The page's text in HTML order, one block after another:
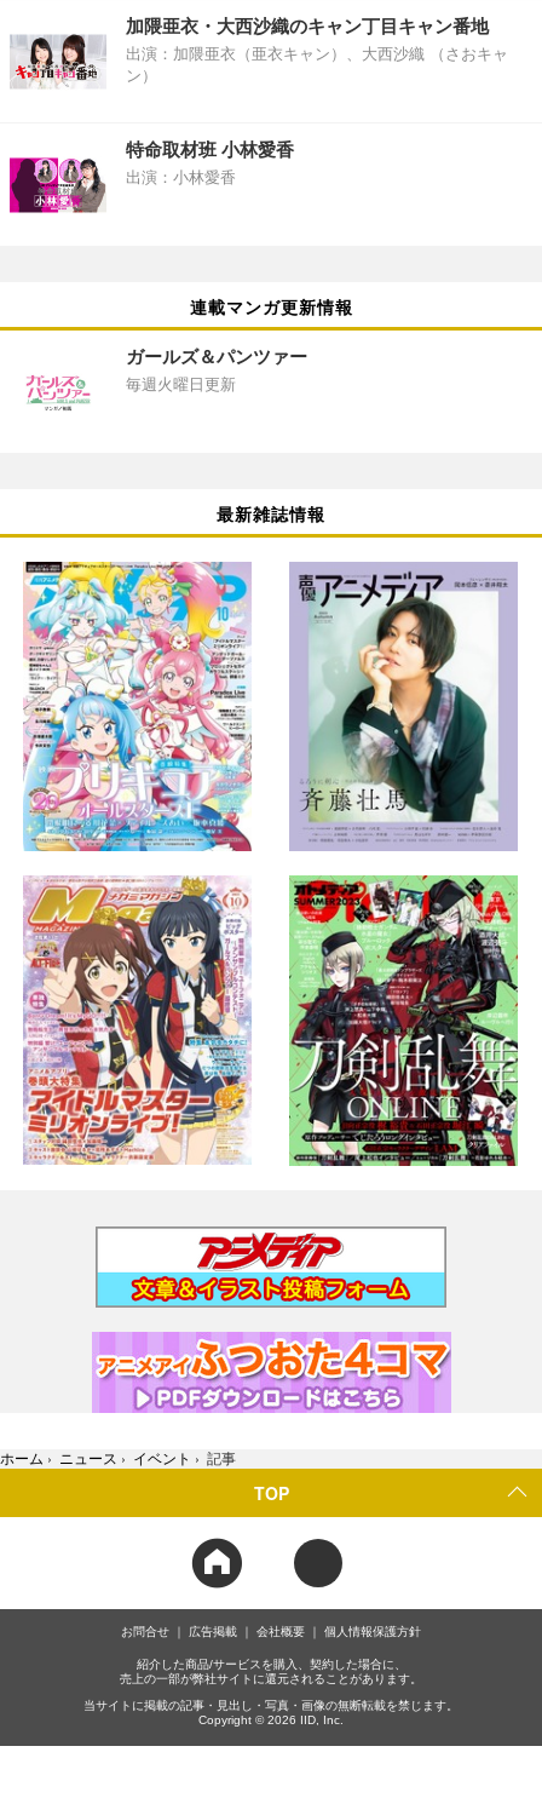
加隈亜衣・大西沙織のキャン丁目キャン番地
出演：加隈亜衣（亜衣キャン）、大西沙織 （さおキャ
ン）
特命取材班 小林愛香
出演：小林愛香
連載マンガ更新情報
ガールズ＆パンツァー
毎週火曜日更新
最新雑誌情報
ホーム › ニュース › イベント › 記事
TOP
お問合せ 広告掲載 会社概要 個人情報保護方針
紹介した商品/サービスを購入、契約した場合に、
売上の一部が弊社サイトに還元されることがあります。
当サイトに掲載の記事・見出し・写真・画像の無断転載を禁じます。
Copyright © 2026 IID, Inc.